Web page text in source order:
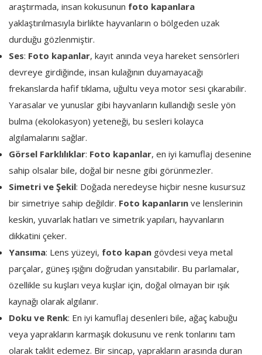
araştırmada, insan kokusunun foto kapanlara
yaklaştırılmasıyla birlikte hayvanların o bölgeden uzak
durduğu gözlenmiştir.
Ses: Foto kapanlar, kayıt anında veya hareket sensörleri
devreye girdiğinde, insan kulağının duyamayacağı
frekanslarda hafif tıklama, uğultu veya motor sesi çıkarabilir.
Yarasalar ve yunuslar gibi hayvanların kullandığı sesle yön
bulma (ekolokasyon) yeteneği, bu sesleri kolayca
algılamalarını sağlar.
Görsel Farklılıklar: Foto kapanlar, en iyi kamuflaj desenine
sahip olsalar bile, doğal bir nesne gibi görünmezler.
Simetri ve Şekil: Doğada neredeyse hiçbir nesne kusursuz
bir simetriye sahip değildir. Foto kapanların ve lenslerinin
keskin, yuvarlak hatları ve simetrik yapıları, hayvanların
dikkatini çeker.
Yansıma: Lens yüzeyi, foto kapan gövdesi veya metal
parçalar, güneş ışığını doğrudan yansıtabilir. Bu parlamalar,
özellikle su kuşları veya kuşlar için, doğal olmayan bir ışık
kaynağı olarak algılanır.
Doku ve Renk: En iyi kamuflaj desenleri bile, ağaç kabuğu
veya yaprakların karmaşık dokusunu ve renk tonlarını tam
olarak taklit edemez. Bir sincap, yaprakların arasında duran